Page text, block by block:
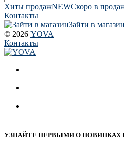
Хиты продажNEWСкоро в
Контакты
Зайти в магазин
© 2026 YOVA
Контакты
УЗНАЙТЕ ПЕРВЫМИ О НОВИНКАХ